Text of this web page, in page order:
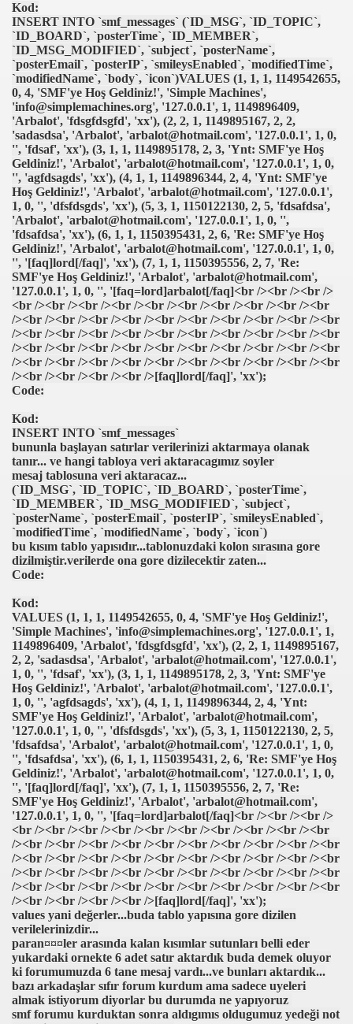
Kod:
INSERT INTO `smf_messages` (`ID_MSG`, `ID_TOPIC`,
`ID_BOARD`, `posterTime`, `ID_MEMBER`,
`ID_MSG_MODIFIED`, `subject`, `posterName`,
`posterEmail`, `posterIP`, `smileysEnabled`, `modifiedTime`,
`modifiedName`, `body`, `icon`)VALUES (1, 1, 1, 1149542655,
0, 4, 'SMF'ye Hoş Geldiniz!', 'Simple Machines',
'info@simplemachines.org', '127.0.0.1', 1, 1149896409,
'Arbalot', 'fdsgfdsgfd', 'xx'), (2, 2, 1, 1149895167, 2, 2,
'sadasdsa', 'Arbalot', 'arbalot@hotmail.com', '127.0.0.1', 1, 0,
'', 'fdsaf', 'xx'), (3, 1, 1, 1149895178, 2, 3, 'Ynt: SMF'ye Hoş
Geldiniz!', 'Arbalot', 'arbalot@hotmail.com', '127.0.0.1', 1, 0,
'', 'agfdsagds', 'xx'), (4, 1, 1, 1149896344, 2, 4, 'Ynt: SMF'ye
Hoş Geldiniz!', 'Arbalot', 'arbalot@hotmail.com', '127.0.0.1',
1, 0, '', 'dfsfdsgds', 'xx'), (5, 3, 1, 1150122130, 2, 5, 'fdsafdsa',
'Arbalot', 'arbalot@hotmail.com', '127.0.0.1', 1, 0, '',
'fdsafdsa', 'xx'), (6, 1, 1, 1150395431, 2, 6, 'Re: SMF'ye Hoş
Geldiniz!', 'Arbalot', 'arbalot@hotmail.com', '127.0.0.1', 1, 0,
'', '[faq]lord[/faq]', 'xx'), (7, 1, 1, 1150395556, 2, 7, 'Re:
SMF'ye Hoş Geldiniz!', 'Arbalot', 'arbalot@hotmail.com',
'127.0.0.1', 1, 0, '', '[faq=lord]arbalot[/faq]<br /><br /><br />
<br /><br /><br /><br /><br /><br /><br /><br /><br /><br
/><br /><br /><br /><br /><br /><br /><br /><br /><br /><br
/><br /><br /><br /><br /><br /><br /><br /><br /><br /><br
/><br /><br /><br /><br /><br /><br /><br /><br /><br /><br
/><br /><br /><br /><br /><br /><br /><br /><br /><br /><br
/><br /><br /><br /><br />[faq]lord[/faq]', 'xx');
Code:
Kod:
INSERT INTO `smf_messages`
bununla başlayan satırlar verilerinizi aktarmaya olanak
tanır... ve hangi tabloya veri aktaracagımız soyler
mesaj tablosuna veri aktaracaz...
(`ID_MSG`, `ID_TOPIC`, `ID_BOARD`, `posterTime`,
`ID_MEMBER`, `ID_MSG_MODIFIED`, `subject`,
`posterName`, `posterEmail`, `posterIP`, `smileysEnabled`,
`modifiedTime`, `modifiedName`, `body`, `icon`)
bu kısım tablo yapısıdır...tablonuzdaki kolon sırasına gore
dizilmiştir.verilerde ona gore dizilecektir zaten...
Code:
Kod:
VALUES (1, 1, 1, 1149542655, 0, 4, 'SMF'ye Hoş Geldiniz!',
'Simple Machines', 'info@simplemachines.org', '127.0.0.1', 1,
1149896409, 'Arbalot', 'fdsgfdsgfd', 'xx'), (2, 2, 1, 1149895167,
2, 2, 'sadasdsa', 'Arbalot', 'arbalot@hotmail.com', '127.0.0.1',
1, 0, '', 'fdsaf', 'xx'), (3, 1, 1, 1149895178, 2, 3, 'Ynt: SMF'ye
Hoş Geldiniz!', 'Arbalot', 'arbalot@hotmail.com', '127.0.0.1',
1, 0, '', 'agfdsagds', 'xx'), (4, 1, 1, 1149896344, 2, 4, 'Ynt:
SMF'ye Hoş Geldiniz!', 'Arbalot', 'arbalot@hotmail.com',
'127.0.0.1', 1, 0, '', 'dfsfdsgds', 'xx'), (5, 3, 1, 1150122130, 2, 5,
'fdsafdsa', 'Arbalot', 'arbalot@hotmail.com', '127.0.0.1', 1, 0,
'', 'fdsafdsa', 'xx'), (6, 1, 1, 1150395431, 2, 6, 'Re: SMF'ye Hoş
Geldiniz!', 'Arbalot', 'arbalot@hotmail.com', '127.0.0.1', 1, 0,
'', '[faq]lord[/faq]', 'xx'), (7, 1, 1, 1150395556, 2, 7, 'Re:
SMF'ye Hoş Geldiniz!', 'Arbalot', 'arbalot@hotmail.com',
'127.0.0.1', 1, 0, '', '[faq=lord]arbalot[/faq]<br /><br /><br />
<br /><br /><br /><br /><br /><br /><br /><br /><br /><br
/><br /><br /><br /><br /><br /><br /><br /><br /><br /><br
/><br /><br /><br /><br /><br /><br /><br /><br /><br /><br
/><br /><br /><br /><br /><br /><br /><br /><br /><br /><br
/><br /><br /><br /><br /><br /><br /><br /><br /><br /><br
/><br /><br /><br /><br />[faq]lord[/faq]', 'xx');
values yani değerler...buda tablo yapısına gore dizilen
verilelerinizdir...
paran¤¤¤ler arasında kalan kısımlar sutunları belli eder
yukardaki ornekte 6 adet satır aktardık buda demek oluyor
ki forumumuzda 6 tane mesaj vardı...ve bunları aktardık...
bazı arkadaşlar sıfır forum kurdum ama sadece uyeleri
almak istiyorum diyorlar bu durumda ne yapıyoruz
smf forumu kurduktan sonra aldıgımıs oldugumuz yedeği not
Ortadan Kalkmış
birden “olmak” mümkün
Yazılı Tişörtle Çıktı
Kupadan Elendi
Olmayız
keşfedildi
Berabere Kaldı
Aday Adayı Oldu
saatte kapınızda
Programa Başlıyor
Kapsayan Seçim Anketi